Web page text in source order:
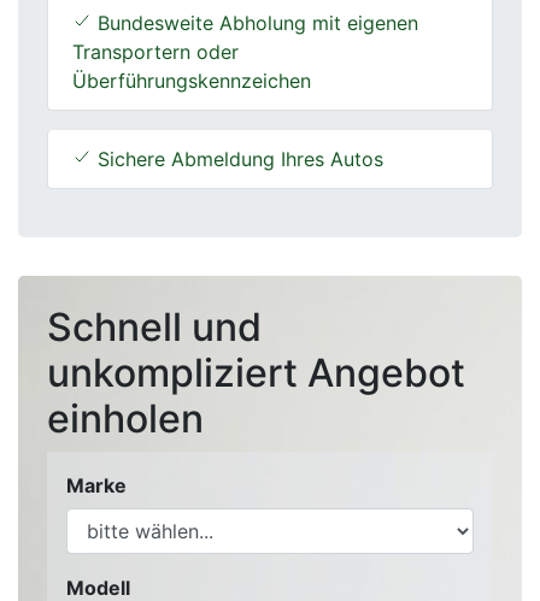
Bundesweite Abholung mit eigenen
Transportern oder
Überführungskennzeichen
Sichere Abmeldung Ihres Autos
Schnell und
unkompliziert Angebot
einholen
Marke
Modell